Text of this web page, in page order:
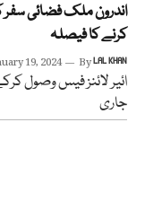
اندرون ملک فضائی سفر
کرنے کا فیصلہ
19, 2024 ByLAL KHAN
ائیر لائنز فیس وصول
جاری